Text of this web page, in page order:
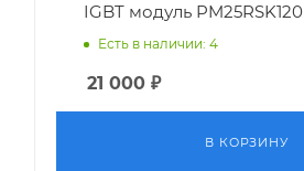
IGBT модуль PM25RSK120
Есть в наличии: 4
21 000 ₽
В КОРЗИНУ